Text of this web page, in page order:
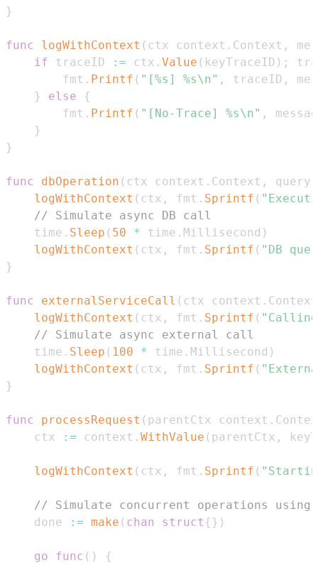
}
func logWithContext ( ctx context . Context ,
if traceID := ctx . Value ( keyTraceID ) ;
		fmt
. Printf ( "[%s] %s\n" , traceID ,
}
else
{
		fmt
. Printf ( "[No-Trace] %s\n" ,
}
}
func dbOperation ( ctx context . Context ,
query
logWithContext ( ctx , fmt . Sprintf (
// Simulate async DB call
	time
. Sleep ( 50 * time . Millisecond )
logWithContext ( ctx , fmt . Sprintf ( "DB
}
func externalServiceCall ( ctx context . Context
logWithContext ( ctx , fmt . Sprintf (
// Simulate async external call
	time
. Sleep ( 100 * time . Millisecond )
logWithContext ( ctx , fmt . Sprintf (
}
func processRequest ( parentCtx context .
	ctx
:= context . WithValue ( parentCtx ,
logWithContext ( ctx , fmt . Sprintf (
// Simulate concurrent operations using
	done
:= make ( chan struct { } )
go func ( )
{